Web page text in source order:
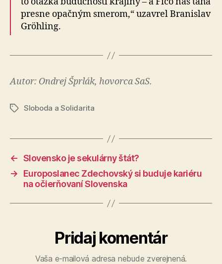
presne opačným smerom,“ uzavrel Branislav
Gröhling.
Autor: Ondrej Šprlák, hovorca SaS.
ZnačkySloboda a Solidarita
← Slovensko je sekulárny štát?
→
Europoslanec Zdechovský si buduje kariéru
na očierňovaní Slovenska
Pridaj komentár
Vaša e-mailová adresa nebude zverejnená.